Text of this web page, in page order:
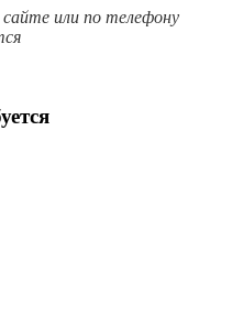
сайте или по телефону